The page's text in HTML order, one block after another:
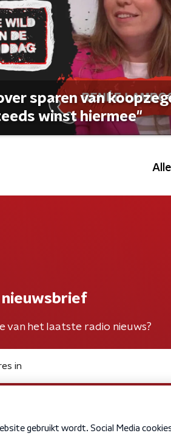
sparen van
winst hiermee"
nieuwsbrief
van het laatste radio nieuws?